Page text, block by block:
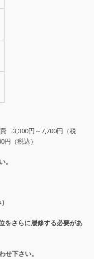
円～7,700円（税
（税込）
。
をさらに履修する必要があ
せ下さい。